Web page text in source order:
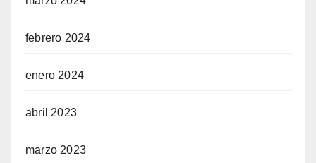
febrero 2024
enero 2024
abril 2023
marzo 2023